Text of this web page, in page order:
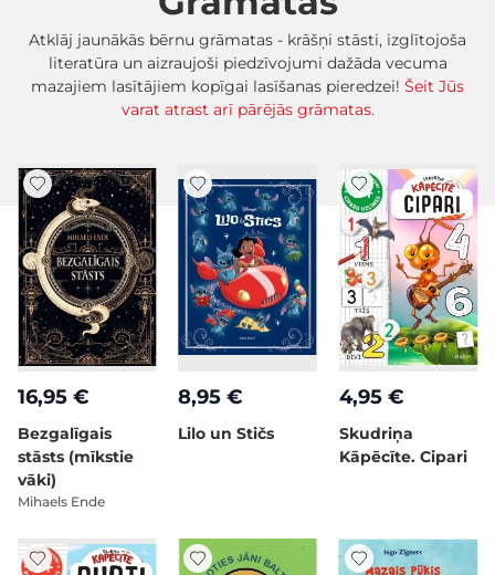
Atklāj jaunākās bērnu grāmatas - krāšņi stāsti, izglītojoša
literatūra un aizraujoši piedzīvojumi dažāda vecuma
mazajiem lasītājiem kopīgai lasīšanas pieredzei! Šeit Jūs
varat atrast arī pārējās grāmatas.
16,95 €
Bezgalīgais
stāsts (mīkstie
vāki)
Mihaels Ende
8,95 €
Lilo un Stičs
4,95 €
Skudriņa
Kāpēcīte. Cipari